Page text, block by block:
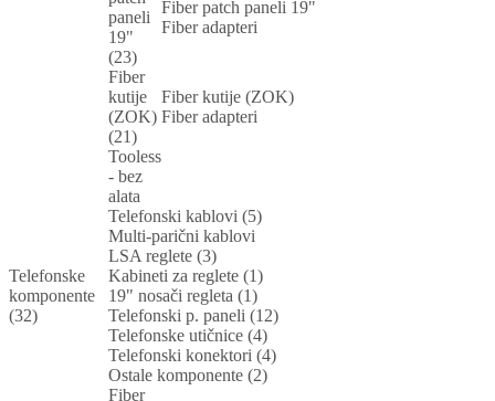
paneli
19"
(23)
Fiber patch paneli 19"
Fiber adapteri
Fiber
kutije
(ZOK)
(21)
Fiber kutije (ZOK)
Fiber adapteri
Tooless
- bez
alata
Telefonske
komponente
(32)
Telefonski kablovi (5)
Multi-parični kablovi
LSA reglete (3)
Kabineti za reglete (1)
19" nosači regleta (1)
Telefonski p. paneli (12)
Telefonske utičnice (4)
Telefonski konektori (4)
Ostale komponente (2)
Fiber